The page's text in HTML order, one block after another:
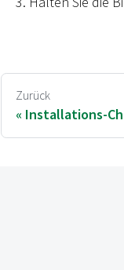
Zurück
Installations-